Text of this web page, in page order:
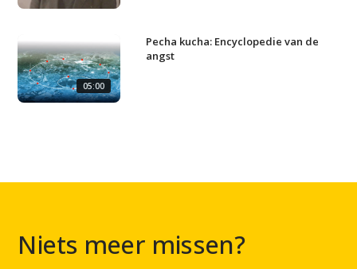
05:00
Pecha kucha: Encyclopedie van de
angst
Niets meer missen?